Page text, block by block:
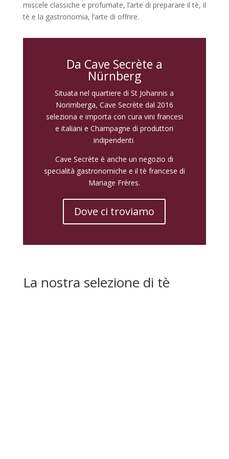
miscele classiche e profumate, l’arte di preparare il tè, il
tè e la gastronomia, l’arte di offrire.
Da Cave Secrète a
Nürnberg
Situata nel quartiere di St Johannis a
Norimberga, Cave Secrète dal 2016
seleziona e importa con cura vini francesi
e italiani e Champagne di produttori
indipendenti.
Cave Secrète è anche un negozio di
specialità gastronomiche e il tè francese di
Mariage Frères.
Dove ci troviamo
La nostra selezione di tè